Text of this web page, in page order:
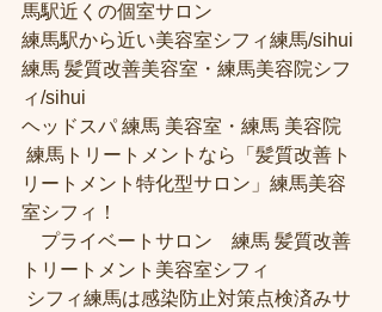
馬駅近くの個室サロン
練馬駅から近い美容室シフィ練馬/sihui
練馬 髪質改善美容室・練馬美容院シフ
ィ/sihui
ヘッドスパ 練馬 美容室・練馬 美容院
練馬トリートメントなら「髪質改善ト
リートメント特化型サロン」練馬美容
室シフィ！
プライベートサロン　練馬 髪質改善
トリートメント美容室シフィ
シフィ練馬は感染防止対策点検済みサ